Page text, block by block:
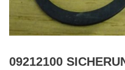
09212100